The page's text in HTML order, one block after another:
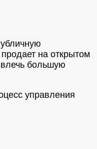
на открытом
большую
управления